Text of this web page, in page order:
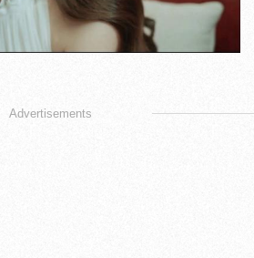
Advertisements